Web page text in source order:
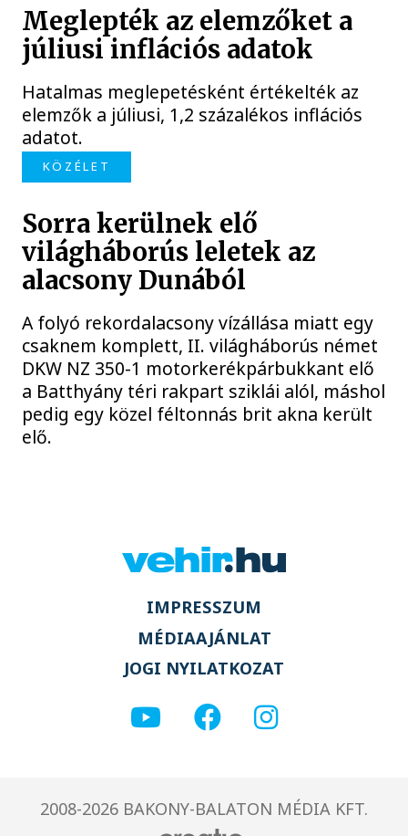
Meglepték az elemzőket a
júliusi inflációs adatok
Hatalmas meglepetésként értékelték az
elemzők a júliusi, 1,2 százalékos inflációs
adatot.
KÖZÉLET
Sorra kerülnek elő
világháborús leletek az
alacsony Dunából
A folyó rekordalacsony vízállása miatt egy
csaknem komplett, II. világháborús német
DKW NZ 350-1 motorkerékpárbukkant elő
a Batthyány téri rakpart sziklái alól, máshol
pedig egy közel féltonnás brit akna került
elő.
IMPRESSZUM
MÉDIAAJÁNLAT
JOGI NYILATKOZAT
2008-2026 BAKONY-BALATON MÉDIA KFT.